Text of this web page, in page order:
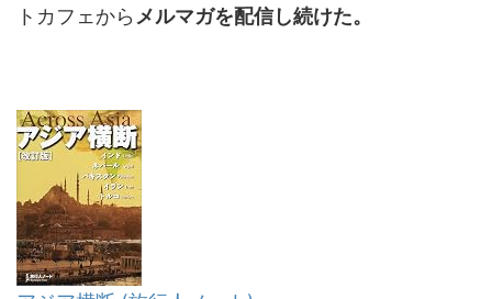
トカフェから メルマガを配信し続けた。